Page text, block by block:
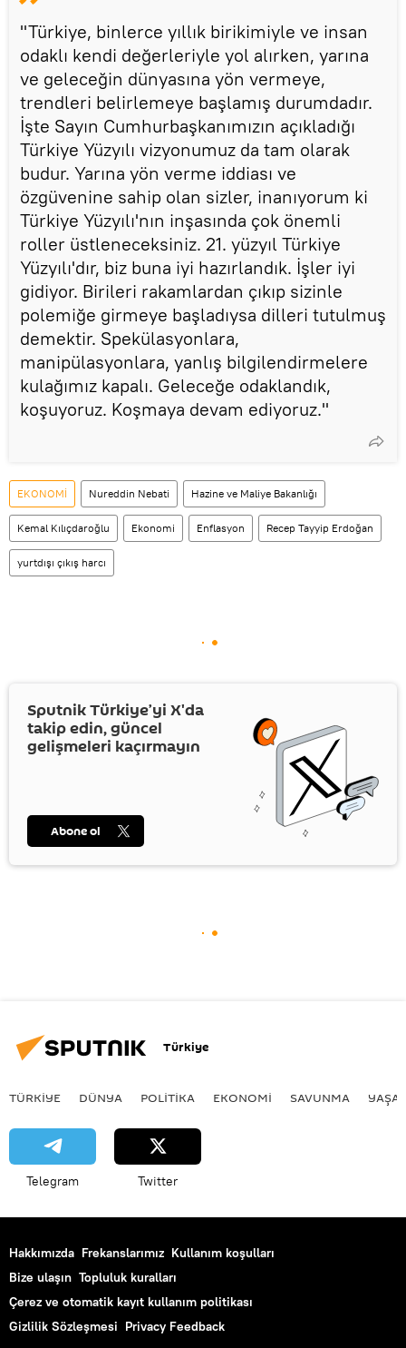
"Türkiye, binlerce yıllık birikimiyle ve insan
odaklı kendi değerleriyle yol alırken, yarına
ve geleceğin dünyasına yön vermeye,
trendleri belirlemeye başlamış durumdadır.
İşte Sayın Cumhurbaşkanımızın açıkladığı
Türkiye Yüzyılı vizyonumuz da tam olarak
budur. Yarına yön verme iddiası ve
özgüvenine sahip olan sizler, inanıyorum ki
Türkiye Yüzyılı'nın inşasında çok önemli
roller üstleneceksiniz. 21. yüzyıl Türkiye
Yüzyılı'dır, biz buna iyi hazırlandık. İşler iyi
gidiyor. Birileri rakamlardan çıkıp sizinle
polemiğe girmeye başladıysa dilleri tutulmuş
demektir. Spekülasyonlara,
manipülasyonlara, yanlış bilgilendirmelere
kulağımız kapalı. Geleceğe odaklandık,
koşuyoruz. Koşmaya devam ediyoruz."
EKONOMİ Nureddin Nebati Hazine ve Maliye Bakanlığı
Kemal Kılıçdaroğlu Ekonomi Enflasyon Recep Tayyip Erdoğan
yurtdışı çıkış harcı
Sputnik Türkiye’yi X'da
takip edin, güncel
gelişmeleri kaçırmayın
Abone ol
Türkiye
TÜRKIYE DÜNYA POLİTİKA EKONOMİ SAVUNMA
Telegram Twitter
Hakkımızda Frekanslarımız Kullanım koşulları
Bize ulaşın Topluluk kuralları
Çerez ve otomatik kayıt kullanım politikası
Gizlilik Sözleşmesi Privacy Feedback